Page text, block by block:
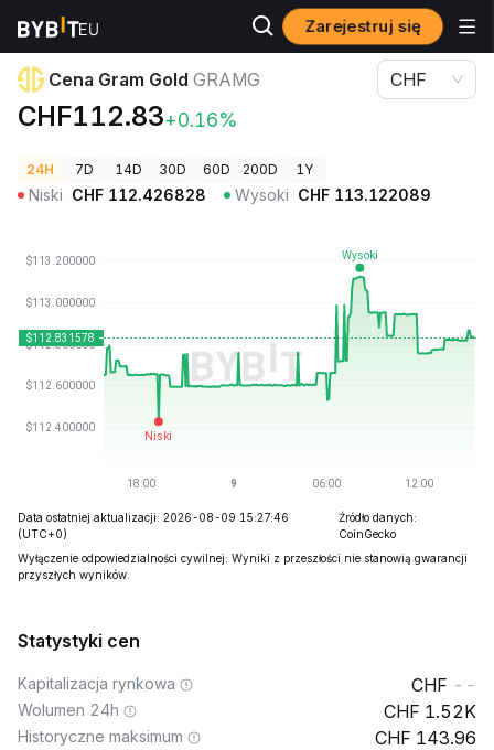
Zarejestruj się
Ceny kryptowalut Cena Gram Gold GRAMG
Cena Gram Gold GRAMG
CHF112.83+0.16%
CHF
24H 7D 14D 30D 60D 200D 1Y
Niski CHF 112.426828 Wysoki CHF 113.122089
Data ostatniej aktualizacji: 2026-08-09 15:27:46
(UTC+0)
Źródło danych:
CoinGecko
Wyłączenie odpowiedzialności cywilnej: Wyniki z przeszłości nie stanowią gwarancji
przyszłych wyników.
Statystyki cen
Kapitalizacja rynkowa --
Wolumen 24h 1.52K
Historyczne maksimum 143.96